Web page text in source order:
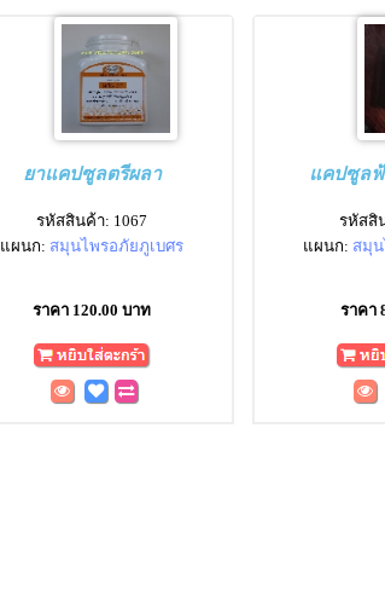
ยาแคปซูลตรีผลา
รหัสสินค้า: 1067
แผนก: สมุนไพรอภัยภูเบศร
ราคา 120.00 บาท
แคปซูลฟ้
รหัสสิ
แผนก: สมุ
ราคา